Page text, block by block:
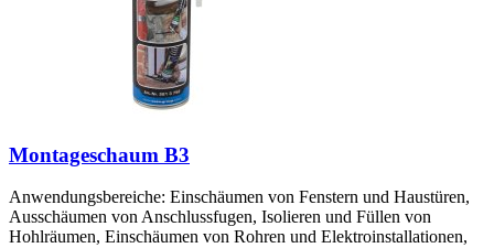
Montageschaum B3
Anwendungsbereiche: Einschäumen von Fenstern und Haustüren,
Ausschäumen von Anschlussfugen, Isolieren und Füllen von
Hohlräumen, Einschäumen von Rohren und Elektroinstallationen,